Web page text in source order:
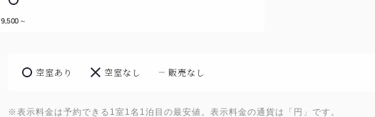
9,500 ～
空室あり 空室なし 販売なし
※表示料金は予約できる1室1名1泊目の最安値。表示料金の通貨は「円」です。